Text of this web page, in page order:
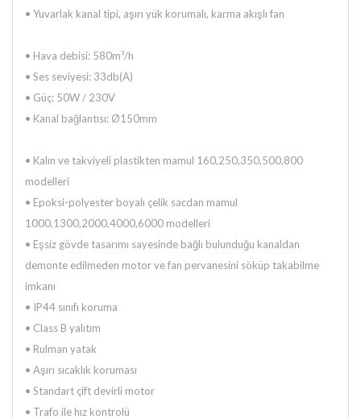
• Yuvarlak kanal tipi, aşırı yük korumalı, karma akışlı fan
• Hava debisi: 580m³/h
• Ses seviyesi: 33db(A)
• Güç: 50W / 230V
• Kanal bağlantısı: Ø150mm
• Kalın ve takviyeli plastikten mamul 160,250,350,500,800
modelleri
• Epoksi-polyester boyalı çelik sacdan mamul
1000,1300,2000,4000,6000 modelleri
• Eşsiz gövde tasarımı sayesinde bağlı bulunduğu kanaldan
demonte edilmeden motor ve fan pervanesini söküp takabilme
imkanı
• IP44 sınıfı koruma
• Class B yalıtım
• Rulman yatak
• Aşırı sıcaklık koruması
• Standart çift devirli motor
• Trafo ile hız kontrolü